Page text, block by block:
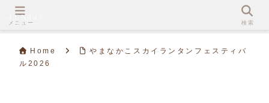
Home
やまなかこスカイランタンフェスティバ
ル2026
メニュー 検索